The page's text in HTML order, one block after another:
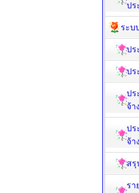
ปร
ระบ
ปร
ปร
ปร
จ้าง
ปร
จ้าง
สรุ
รา